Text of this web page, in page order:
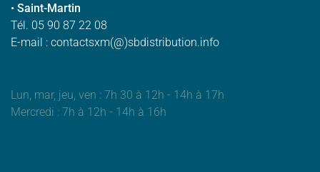
• Saint-Martin
Tél. 05 90 87 22 08
E-mail : contactsxm(@)sbdistribution.info
Lun, mar, jeu, ven : 7h 30 à 12h - 14h à 17h
Mercredi : 7h à 12h - 14h à 16h